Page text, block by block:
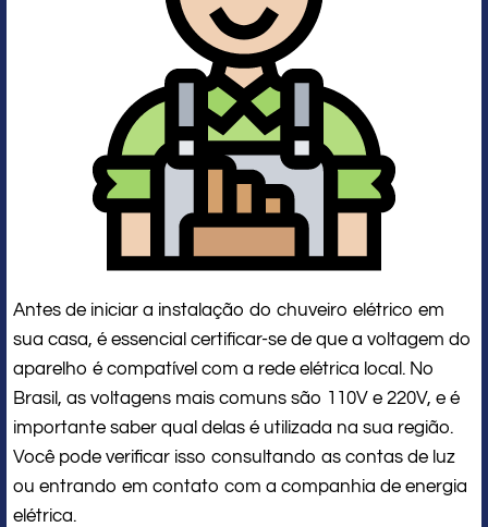
Antes de iniciar a instalação do chuveiro elétrico em
sua casa, é essencial certificar-se de que a voltagem do
aparelho é compatível com a rede elétrica local. No
Brasil, as voltagens mais comuns são 110V e 220V, e é
importante saber qual delas é utilizada na sua região.
Você pode verificar isso consultando as contas de luz
ou entrando em contato com a companhia de energia
elétrica.